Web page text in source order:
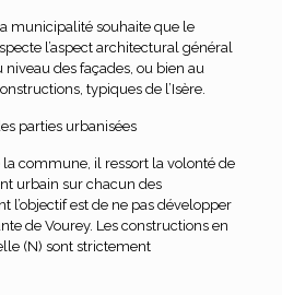
municipalité souhaite que le
l’aspect architectural général
des façades, ou bien au
typiques de l’Isère.
parties urbanisées
commune, il ressort la volonté de
urbain sur chacun des
l’objectif est de ne pas développer
de Vourey. Les constructions en
(N) sont strictement